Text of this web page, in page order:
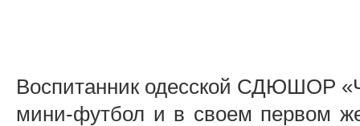
Воспитанник одесской СДЮШОР
мини-футбол и в своем первом